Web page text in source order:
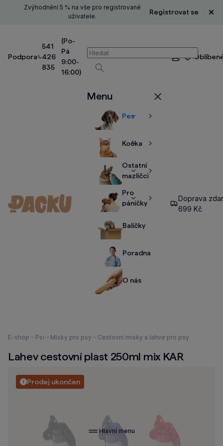
Zvýhodnění 5 % na vše pro registrované
uživatele.
Registrovat se
Podpora
541
426
835
(Po-
Pá
9:00-
16:00)
Vyhledávání
Vyhledávat
Přihlášení
Menu
PesZobrazitZobrazit
Kočka
ZobrazitZobrazit
Ostatní
mazlíčci
ZobrazitZobrazit
Pro
páníčky
ZobrazitZobrazit
Balíčky
Poradna
O nás
Hlavní menu
Doprava
699 Kč
Nacházíte
zde:
E-shop Psi Misky pro psy Cestovní misky a lahve pro psy
Lahev cestovní plast 250ml mix KAR
Prodej ukončen